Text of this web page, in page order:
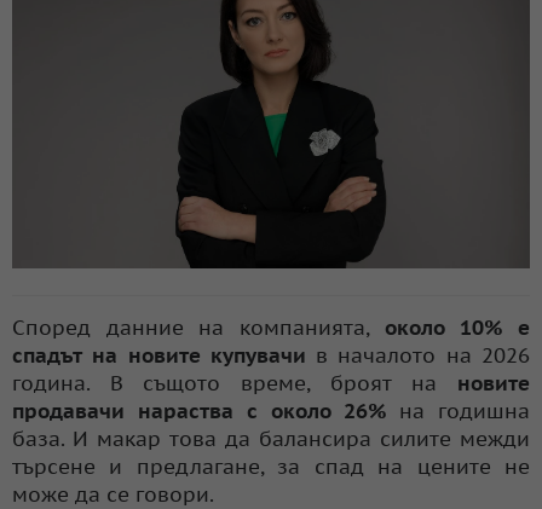
Според данние на компанията, около 10% е
спадът на новите купувачи в началото на 2026
година. В същото време, броят на новите
продавачи нараства с около 26% на годишна
база. И макар това да балансира силите межди
търсене и предлагане, за спад на цените не
може да се говори.